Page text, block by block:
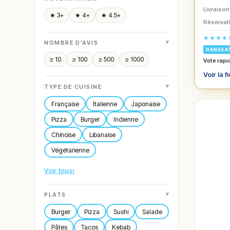
★ 3+ ★ 4+ ★ 4.5+
NOMBRE D'AVIS ˅
≥ 10 ≥ 100 ≥ 500 ≥ 1000
TYPE DE CUISINE ˅
Française Italienne
Japonaise
Pizza
Burger
Indienne
Chinoise
Libanaise
Végétarienne
Voir tous›
PLATS ˅
Burger Pizza Sushi
Salade
Pâtes
Tacos
Kebab
Livraison
Vote
Voir la